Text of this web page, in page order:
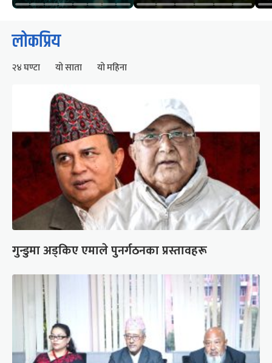
लोकप्रिय
२४ घण्टा यो साता यो महिना
गुन्डुमा अड्किए एमाले पुनर्गठनका प्रस्तावहरू